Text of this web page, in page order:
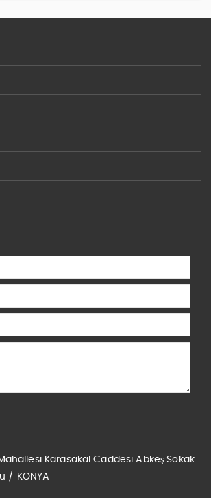
Karasakal Caddesi Abkeş Sokak
/ KONYA